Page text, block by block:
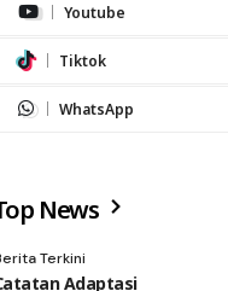
Youtube
Tiktok
WhatsApp
News
Terkini
Adaptasi